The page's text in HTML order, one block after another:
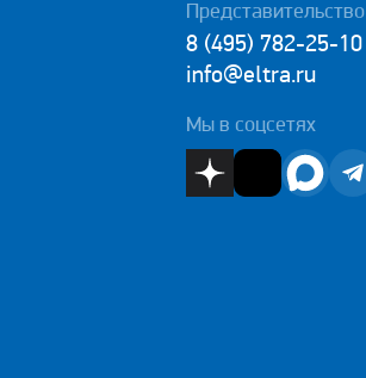
Представительство
8 (495) 782-25-10
info@eltra.ru
Мы в соцсетях